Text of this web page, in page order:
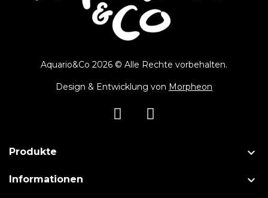
Aquario&Co 2026 © Alle Rechte vorbehalten.
Design & Entwicklung von Morpheon
Produkte 
Informationen 